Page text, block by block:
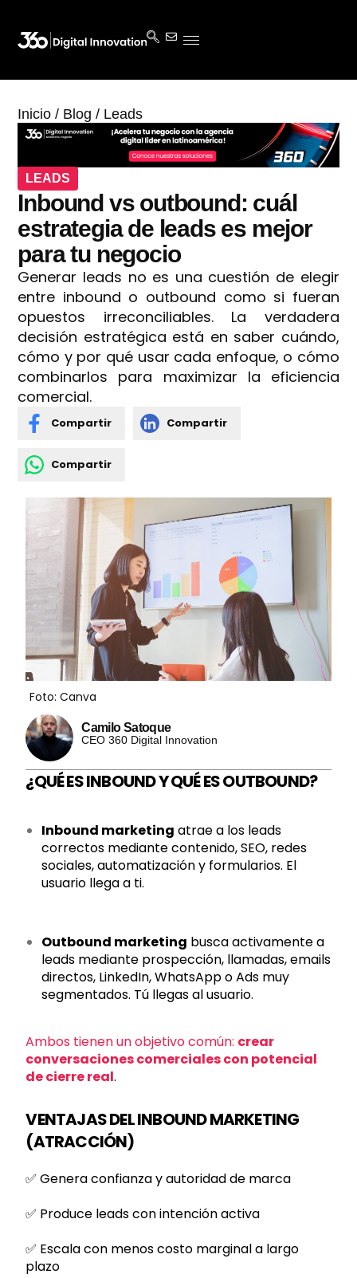
Inicio / Blog / Leads
LEADS
Inbound vs outbound: cuál
estrategia de leads es mejor
para tu negocio
Generar leads no es una cuestión de elegir
entre inbound o outbound como si fueran
opuestos irreconciliables. La verdadera
decisión estratégica está en saber cuándo,
cómo y por qué usar cada enfoque, o cómo
combinarlos para maximizar la eficiencia
comercial.
Compartir Compartir
Compartir
Foto: Canva
Camilo Satoque
CEO 360 Digital Innovation
¿QUÉ ES INBOUND Y QUÉ ES OUTBOUND?
Inbound marketing atrae a los leads
correctos mediante contenido, SEO, redes
sociales, automatización y formularios. El
usuario llega a ti.
Outbound marketing busca activamente a
leads mediante prospección, llamadas, emails
directos, LinkedIn, WhatsApp o Ads muy
segmentados. Tú llegas al usuario.
Ambos tienen un objetivo común: crear
conversaciones comerciales con potencial
de cierre real.
VENTAJAS DEL INBOUND MARKETING
(ATRACCIÓN)
✅ Genera confianza y autoridad de marca
✅ Produce leads con intención activa
✅ Escala con menos costo marginal a largo
plazo